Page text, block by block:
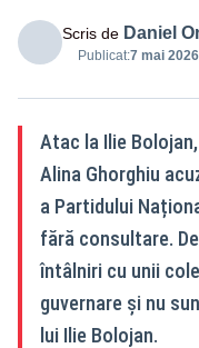
Scris de Daniel
Publicat:7 mai
Atac la Ilie
Alina Ghorghiu
a Partidului
fără consultare.
întâlniri cu unii
guvernare și nu
lui Ilie Bolojan.